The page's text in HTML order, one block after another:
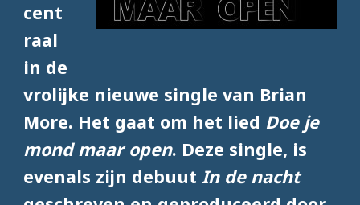
cent
raal
in de
vrolijke nieuwe single van Brian
More. Het gaat om het lied Doe je
mond maar open. Deze single, is
evenals zijn debuut In de nacht